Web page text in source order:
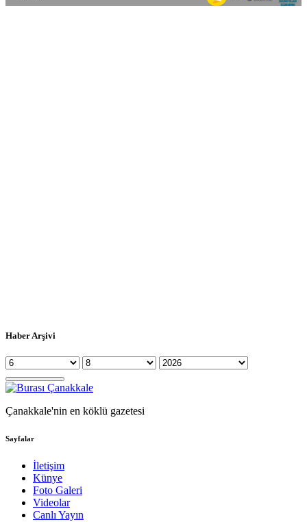
Haber Arşivi
Çanakkale'nin en köklü gazetesi
Sayfalar
İletişim
Künye
Foto Galeri
Videolar
Canlı Yayın